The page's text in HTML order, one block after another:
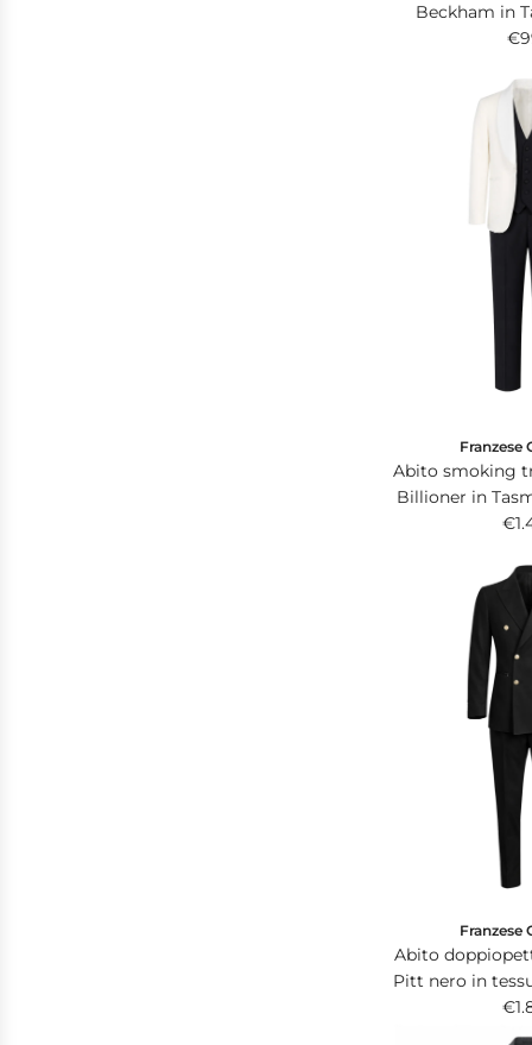
Beckham in
Dolcevita,
Franzese
Abito smoking
Billioner in
170s super
Franzese
Abito
Pitt nero in tessuto
24 di Ing.